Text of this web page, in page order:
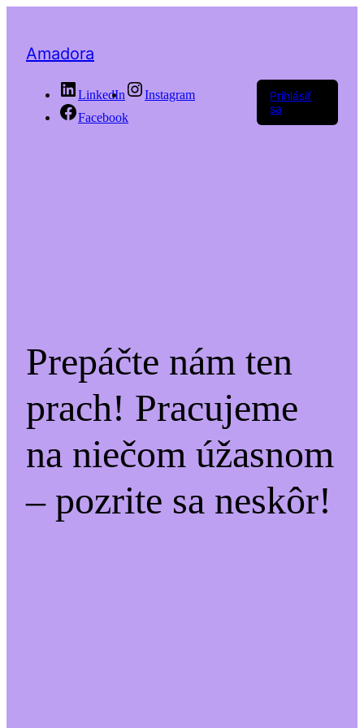
Amadora
LinkedIn
Instagram
Facebook
Prihlásiť
sa
Prepáčte nám ten
prach! Pracujeme
na niečom úžasnom
– pozrite sa neskôr!